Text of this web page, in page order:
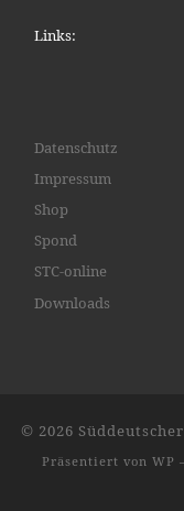
Links:
Datenschutz
Impressum
Shop
Spond
STC-online
Downloads
© 2026
Präsentiert von WP